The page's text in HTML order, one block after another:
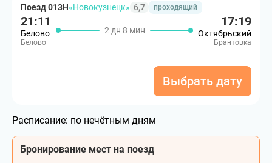
Поезд 013Н«Новокузнецк» 6,7 проходящий
21:11
Белово
Белово
2 дн 8 мин
17:19
Октябрьский
Брантовка
Выбрать дату
Расписание: по нечётным дням
Бронирование мест на поезд